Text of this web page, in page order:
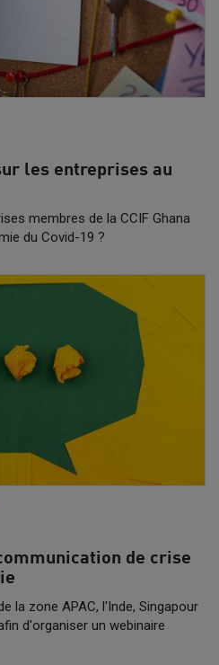
les entreprises au
membres de la CCIF Ghana
du Covid-19 ?
de crise
la zone APAC, l'Inde, Singapour
d'organiser un webinaire